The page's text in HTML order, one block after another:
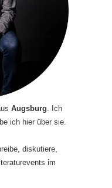
Augsburg. Ich
ich hier über sie.
diskutiere,
im